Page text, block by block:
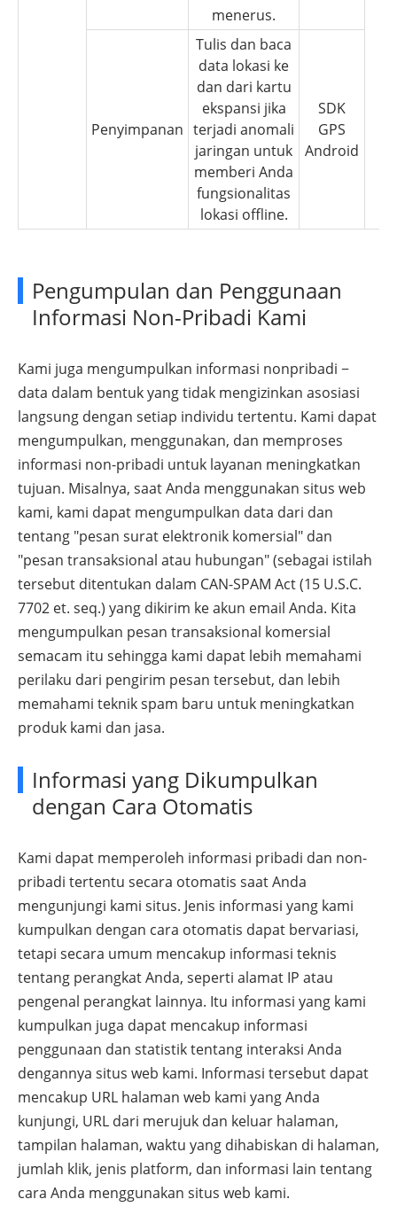
menerus.
Penyimpanan
Tulis dan baca
data lokasi ke
dan dari kartu
ekspansi jika
terjadi anomali
jaringan untuk
memberi Anda
fungsionalitas
lokasi offline.
SDK
GPS
Android
Pengumpulan dan Penggunaan
Informasi Non-Pribadi Kami
Kami juga mengumpulkan informasi nonpribadi −
data dalam bentuk yang tidak mengizinkan asosiasi
langsung dengan setiap individu tertentu. Kami dapat
mengumpulkan, menggunakan, dan memproses
informasi non-pribadi untuk layanan meningkatkan
tujuan. Misalnya, saat Anda menggunakan situs web
kami, kami dapat mengumpulkan data dari dan
tentang "pesan surat elektronik komersial" dan
"pesan transaksional atau hubungan" (sebagai istilah
tersebut ditentukan dalam CAN-SPAM Act (15 U.S.C.
7702 et. seq.) yang dikirim ke akun email Anda. Kita
mengumpulkan pesan transaksional komersial
semacam itu sehingga kami dapat lebih memahami
perilaku dari pengirim pesan tersebut, dan lebih
memahami teknik spam baru untuk meningkatkan
produk kami dan jasa.
Informasi yang Dikumpulkan
dengan Cara Otomatis
Kami dapat memperoleh informasi pribadi dan non-
pribadi tertentu secara otomatis saat Anda
mengunjungi kami situs. Jenis informasi yang kami
kumpulkan dengan cara otomatis dapat bervariasi,
tetapi secara umum mencakup informasi teknis
tentang perangkat Anda, seperti alamat IP atau
pengenal perangkat lainnya. Itu informasi yang kami
kumpulkan juga dapat mencakup informasi
penggunaan dan statistik tentang interaksi Anda
dengannya situs web kami. Informasi tersebut dapat
mencakup URL halaman web kami yang Anda
kunjungi, URL dari merujuk dan keluar halaman,
tampilan halaman, waktu yang dihabiskan di halaman,
jumlah klik, jenis platform, dan informasi lain tentang
cara Anda menggunakan situs web kami.